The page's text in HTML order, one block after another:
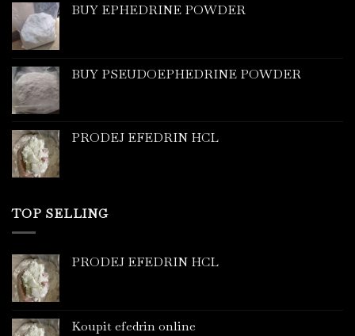
BUY EPHEDRINE POWDER
BUY PSEUDOEPHEDRINE POWDER
PRODEJ EFEDRIN HCL
TOP SELLING
PRODEJ EFEDRIN HCL
Koupit efedrin online